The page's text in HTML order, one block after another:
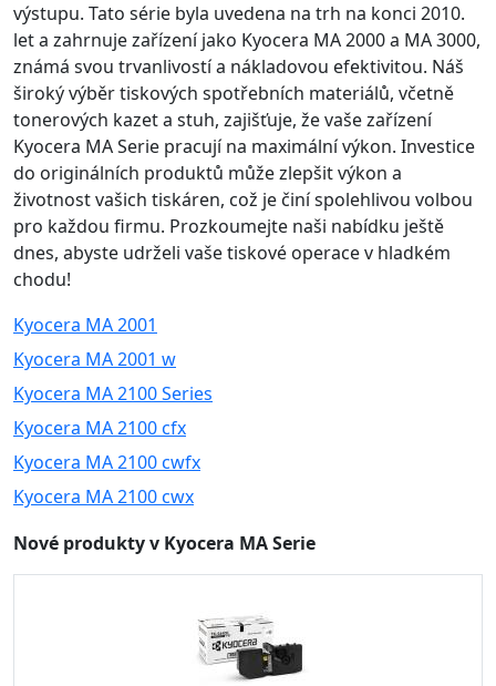
výstupu. Tato série byla uvedena na trh na konci 2010.
let a zahrnuje zařízení jako Kyocera MA 2000 a MA 3000,
známá svou trvanlivostí a nákladovou efektivitou. Náš
široký výběr tiskových spotřebních materiálů, včetně
tonerových kazet a stuh, zajišťuje, že vaše zařízení
Kyocera MA Serie pracují na maximální výkon. Investice
do originálních produktů může zlepšit výkon a
životnost vašich tiskáren, což je činí spolehlivou volbou
pro každou firmu. Prozkoumejte naši nabídku ještě
dnes, abyste udrželi vaše tiskové operace v hladkém
chodu!
Kyocera MA 2001
Kyocera MA 2001 w
Kyocera MA 2100 Series
Kyocera MA 2100 cfx
Kyocera MA 2100 cwfx
Kyocera MA 2100 cwx
Nové produkty v Kyocera MA Serie